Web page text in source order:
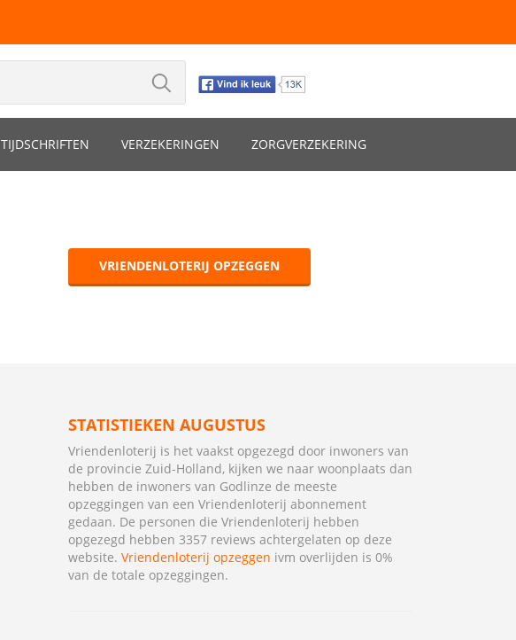
TIJDSCHRIFTEN VERZEKERINGEN ZORGVERZEKERING
VRIENDENLOTERIJ OPZEGGEN
STATISTIEKEN AUGUSTUS
Vriendenloterij is het vaakst opgezegd door inwoners van
de provincie Zuid-Holland, kijken we naar woonplaats dan
hebben de inwoners van Godlinze de meeste
opzeggingen van een Vriendenloterij abonnement
gedaan. De personen die Vriendenloterij hebben
opgezegd hebben 3357 reviews achtergelaten op deze
website. Vriendenloterij opzeggen ivm overlijden is 0%
van de totale opzeggingen.